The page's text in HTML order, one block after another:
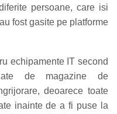
persoane, care isi
fost gasite pe platforme
echipamente IT second
de magazine de
deoarece toate
inainte de a fi puse la